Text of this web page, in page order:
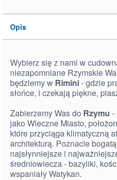
Opis
Wybierz się z nami w
niezapomniane Rzymskie
będziemy w Rimini- gdzie
słońce, i czekają piękne,
Zabierzemy Was do Rzymu -
jako Wieczne Miasto,
które przyciąga klimatyczną
architekturą. Poznacie
najsłynniejsze i
średniowiecza - bazyliki,
wspaniały Watykan.